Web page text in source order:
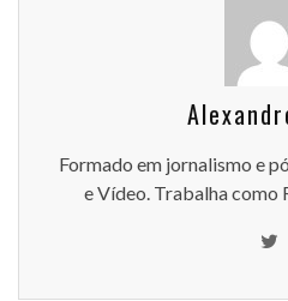
Formado em jornalismo e
e Vídeo. Trabalha